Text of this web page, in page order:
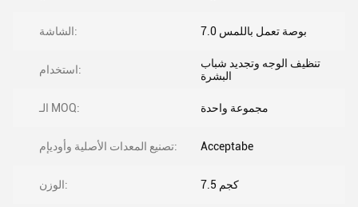
الشاشة: 7.0 بوصة تعمل باللمس
استخدام:
تنظيف الوجه وتجديد شباب
البشرة
الـ MOQ: مجموعة واحدة
تصنيع المعدات الأصلية وأوديإم: Acceptabe
الوزن: 7.5 كجم